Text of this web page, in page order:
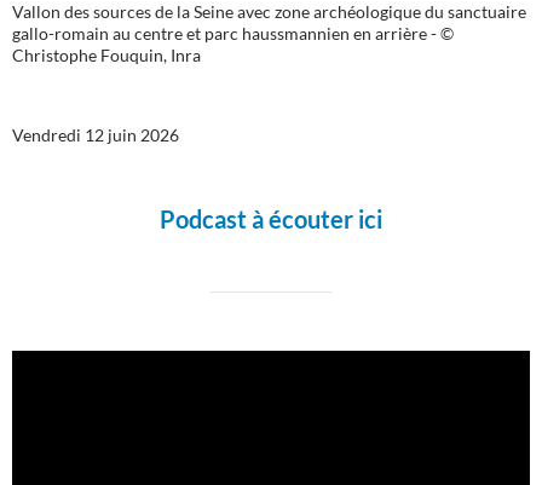
Vallon des sources de la Seine avec zone archéologique du sanctuaire
gallo-romain au centre et parc haussmannien en arrière - ©
Christophe Fouquin, Inra
Vendredi 12 juin 2026
Podcast à écouter ici